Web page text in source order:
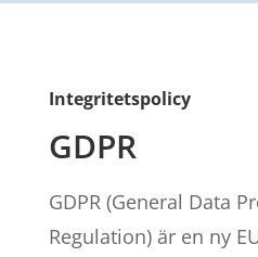
Integritetspolicy
GDPR
GDPR (General Data
Regulation) är en ny